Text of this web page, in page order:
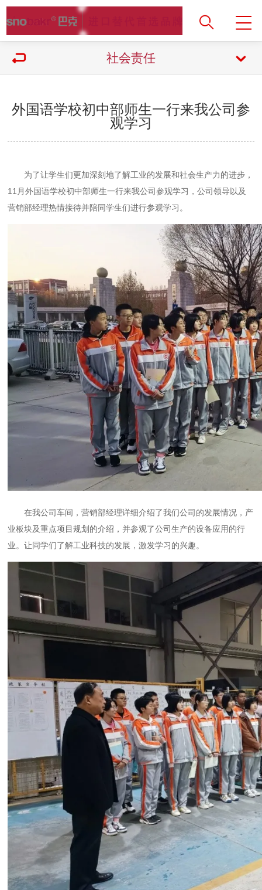
社会责任
外国语学校初中部师生一行来我公司参
观学习
为了让学生们更加深刻地了解工业的发展和社会生产力的进步，
11月外国语学校初中部师生一行来我公司参观学习，公司领导以及
营销部经理热情接待并陪同学生们进行参观学习。
在我公司车间，营销部经理详细介绍了我们公司的发展情况，产
业板块及重点项目规划的介绍，并参观了公司生产的设备应用的行
业。让同学们了解工业科技的发展，激发学习的兴趣。